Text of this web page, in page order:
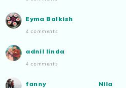
Eyma Balkish
4 comments
adnil linda
4 comments
fanny Nila